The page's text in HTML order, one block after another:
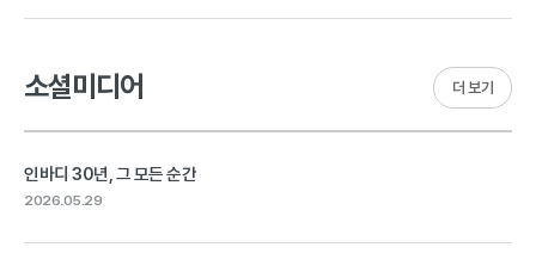
소셜미디어
인바디 30년, 그 모든 순간
2026.05.29
더 보기